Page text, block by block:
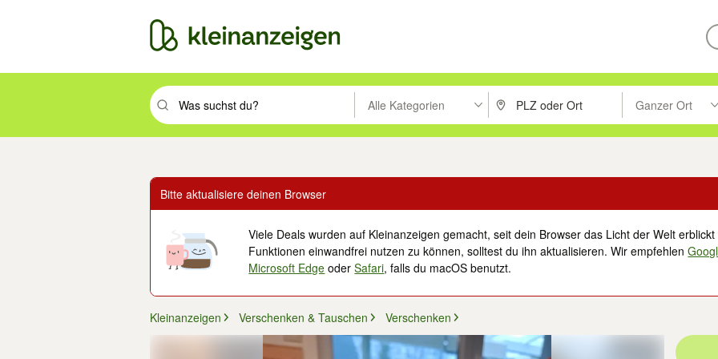
Suchbegriff eingeben. Eingabetaste drücken um zu suchen, oder Vorschläge mit den Pfeiltasten nach oben/
Alle Kategorien PLZ oder Ort eingeben. Eingabetaste
Ganzer Ort
Suche im
Bitte aktualisiere deinen Browser
Viele Deals wurden auf Kleinanzeigen gemacht, seit dein Browser das Licht der Welt
Funktionen einwandfrei nutzen zu können, solltest du ihn aktualisieren. Wir empfehlen
Microsoft Edge oderSafari, falls du macOS benutzt.
Kleinanzeigen Verschenken & Tauschen Verschenken